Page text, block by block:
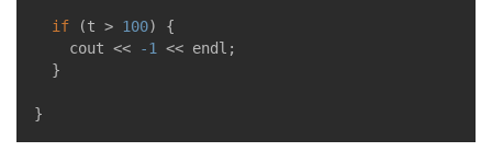
if (t > 100) {
		cout <<
-1
<< endl;
}